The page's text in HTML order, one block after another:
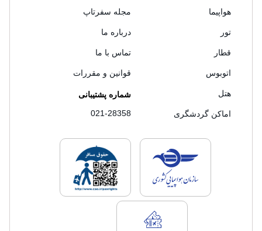
هواپیما
تور
قطار
اتوبوس
هتل
اماکن گردشگری
مجله سفرتاپ
درباره ما
تماس با ما
قوانین و مقررات
شماره پشتیبانی
021-28358
لایسنس های فروش سفرتاپلایسنس های
لایسنس های فروش سفرتاپ